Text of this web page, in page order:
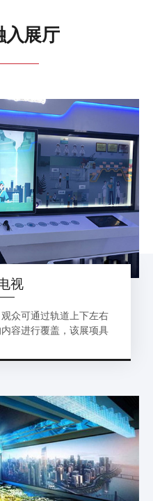
入展厅
视
众可通过轨道上下左右
容进行覆盖，该展项具